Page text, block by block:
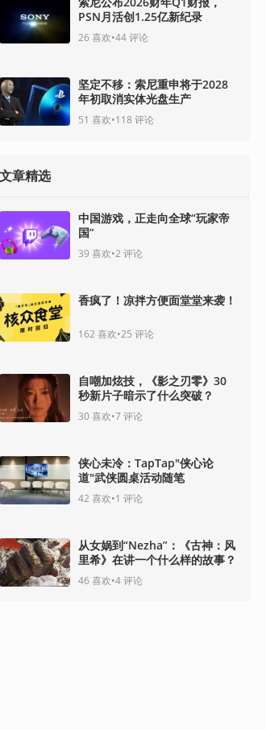
PSN月活创1.25亿新纪录
26喜欢•44评论
坚定不移：索尼重申将于2028
年初取消实体光盘生产
51 喜欢•118 评论
文章精选
中国游戏，正走向全球“玩家帝
国”
39 喜欢•2 评论
香疯了！凉拌方便面堂堂来袭！
162 喜欢•25 评论
自嘲加炫技，《影之刃零》30
秒新片子暗示了什么突破？
30喜欢•7评论
侠心未冷：TapTap"侠心论
道"武侠圆桌活动随笔
42 喜欢•1 评论
从女娲到“Nezha”：《古神：风
里希》在讲一个什么样的故事？
46喜欢•4评论